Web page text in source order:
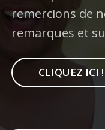
remercions de
remarques et
CLIQUEZ ICI !